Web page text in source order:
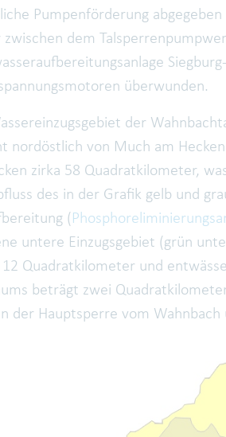
Pumpenförderung
dem
überwunden.
der
nordöstlich von Much am
zirka 58 Quadratkilometer,
des in der Grafik gelb und
(
untere Einzugsgebiet (grün
12 Quadratkilometer und
beträgt zwei
der Hauptsperre vom Wahnbach